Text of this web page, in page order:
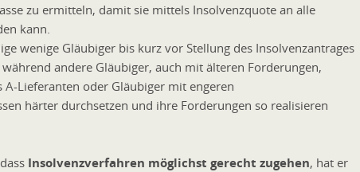
zu ermitteln, damit sie mittels Insolvenzquote an alle
kann.
wenige Gläubiger bis kurz vor Stellung des Insolvenzantrages
andere Gläubiger, auch mit älteren Forderungen,
Lieferanten oder Gläubiger mit engeren
härter durchsetzen und ihre Forderungen so realisieren
Insolvenzverfahren möglichst gerecht zugehen, hat er